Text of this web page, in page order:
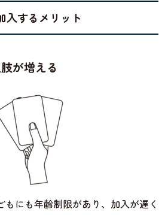
入するメリット
が増える
にも年齢制限があり、加入が遅く